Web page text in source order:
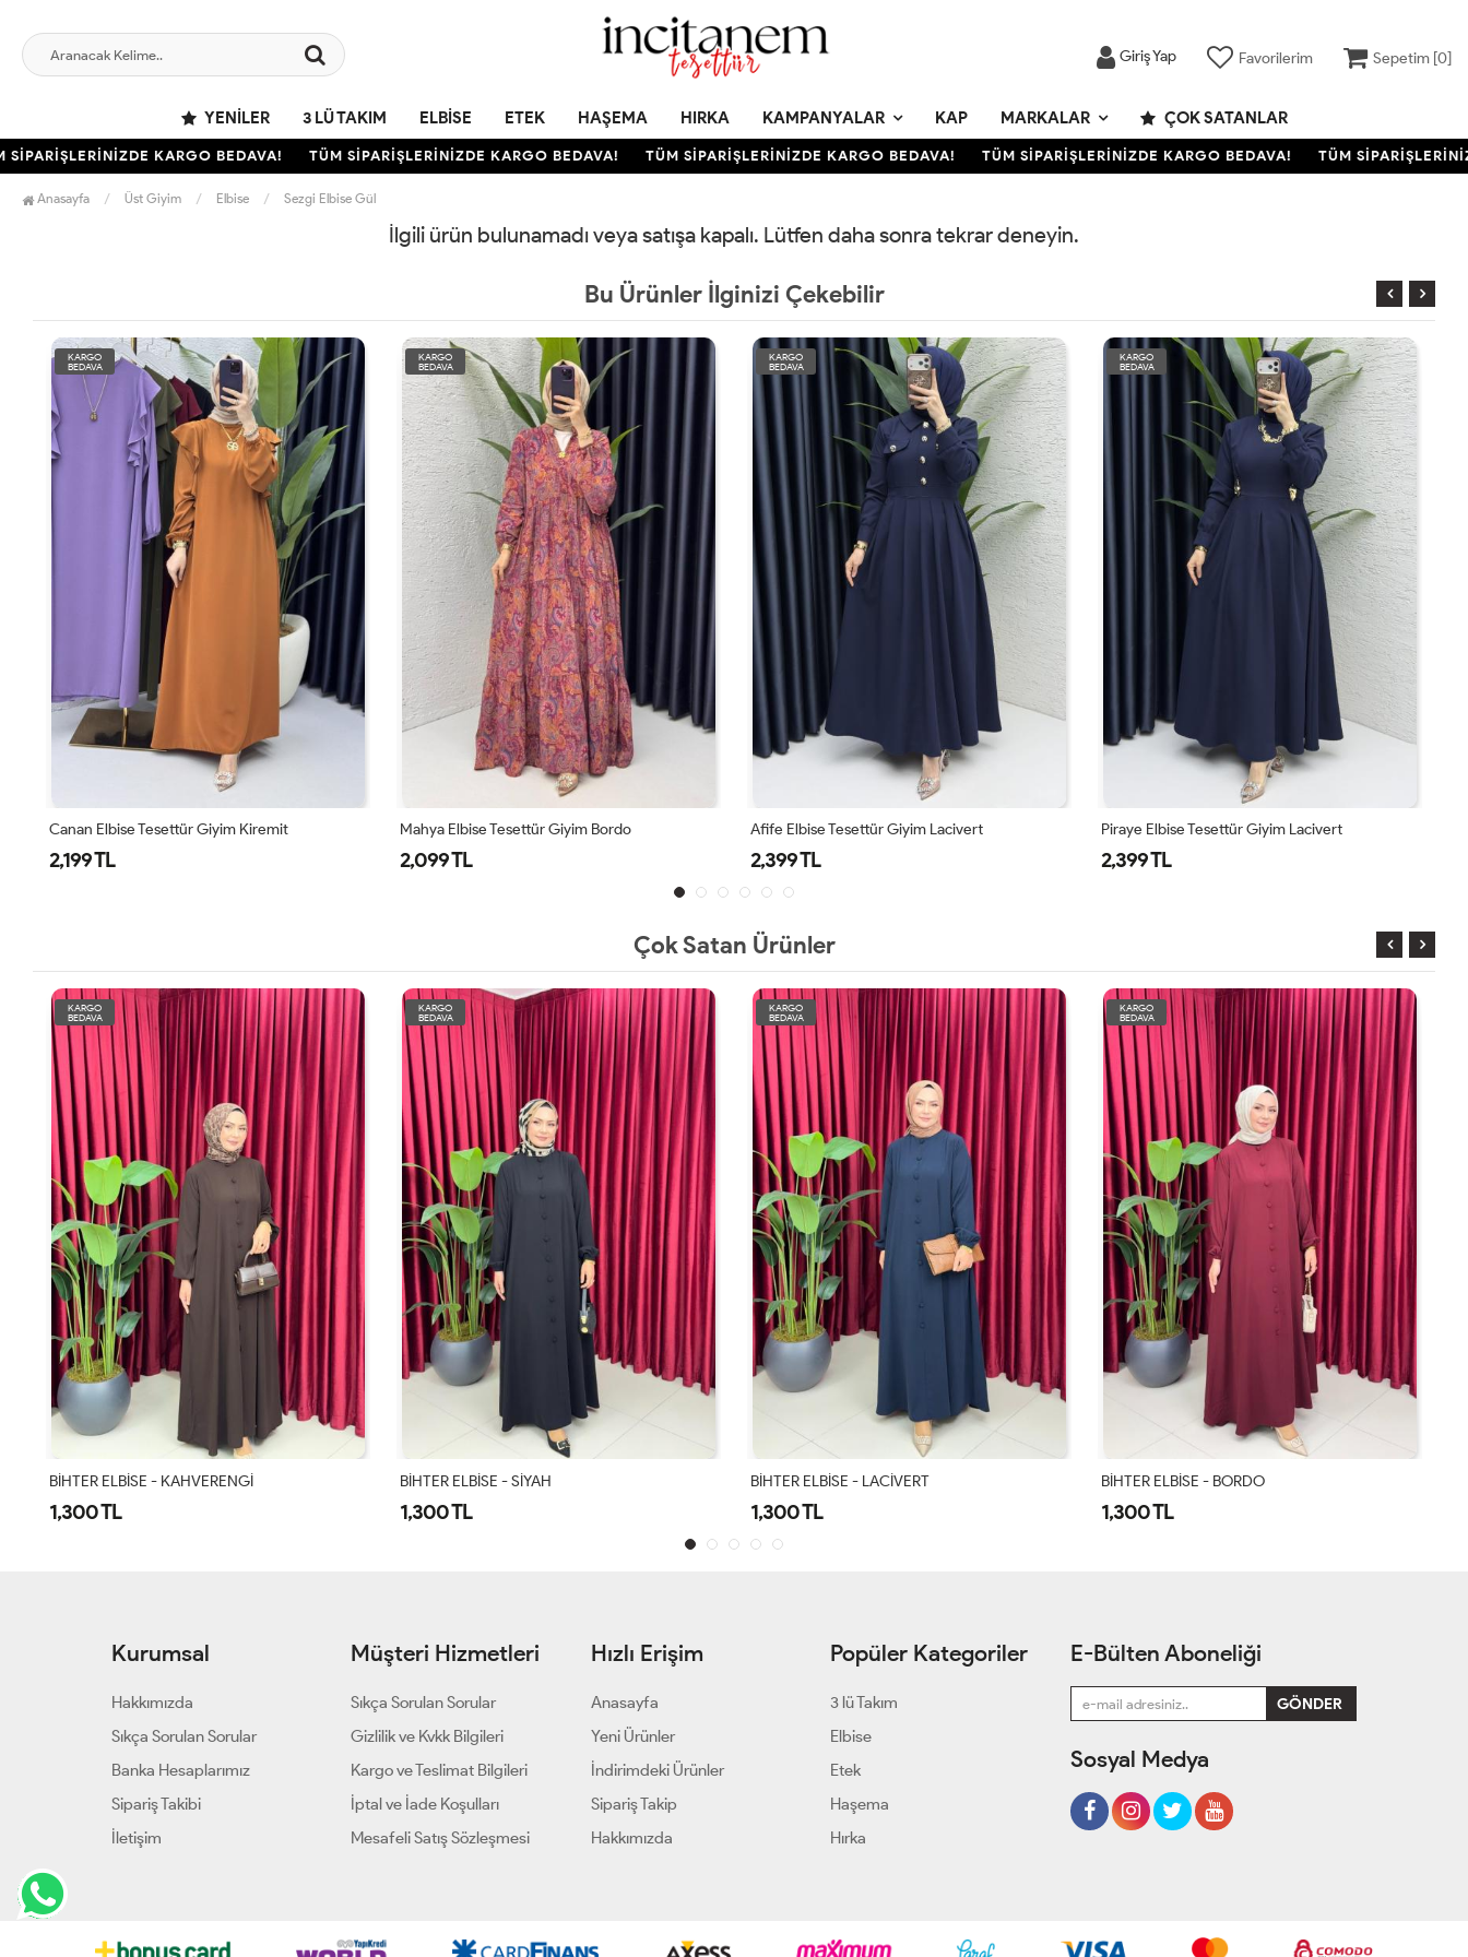
Giriş Yap Favorilerim Sepetim [0]
YENILER 3 LÜ TAKIM ELBISE ETEK HAŞEMA HIRKA KAMPANYALAR KAP MARKALAR ÇOK SATANLAR
KARGO BEDAVA! TÜM SİPARİŞLERİNİZDE KARGO BEDAVA! TÜM SİPARİŞLERİNİZDE KARGO BEDAVA! TÜM SİPARİŞLERİNİZDE KARGO BEDAVA! TÜM
Anasayfa Üst Giyim Elbise Sezgi Elbise Gül
İlgili ürün bulunamadı veya satışa kapalı. Lütfen daha sonra tekrar deneyin.
Bu Ürünler İlginizi Çekebilir
KARGO
BEDAVA
Mahya Elbise Tesettür Giyim Bordo
2,099 TL
KARGO
BEDAVA
Afife Elbise Tesettür Giyim Lacivert
2,399 TL
KARGO
BEDAVA
Piraye Elbise Tesettür Giyim Lacivert
2,399 TL
KARGO
BEDAVA
Piraye Elbise Tesettür Giyim Siyah
2,399 TL
Çok Satan Ürünler
KARGO
BEDAVA
BİHTER ELBİSE - SİYAH
1,300 TL
KARGO
BEDAVA
BİHTER ELBİSE - LACİVERT
1,300 TL
KARGO
BEDAVA
BİHTER ELBİSE - BORDO
1,300 TL
KARGO
BEDAVA
Ahu Elbise Tesettür Giyim Lacivert
2,199 TL
Kurumsal
Hakkımızda
Sıkça Sorulan Sorular
Banka Hesaplarımız
Sipariş Takibi
İletişim
Müşteri Hizmetleri
Sıkça Sorulan Sorular
Gizlilik ve Kvkk Bilgileri
Kargo ve Teslimat Bilgileri
İptal ve İade Koşulları
Mesafeli Satış Sözleşmesi
Hızlı Erişim
Anasayfa
Yeni Ürünler
İndirimdeki Ürünler
Sipariş Takip
Hakkımızda
Popüler Kategoriler
3 lü Takım
Elbise
Etek
Haşema
Hırka
E-Bülten Aboneliği
Sosyal Medya